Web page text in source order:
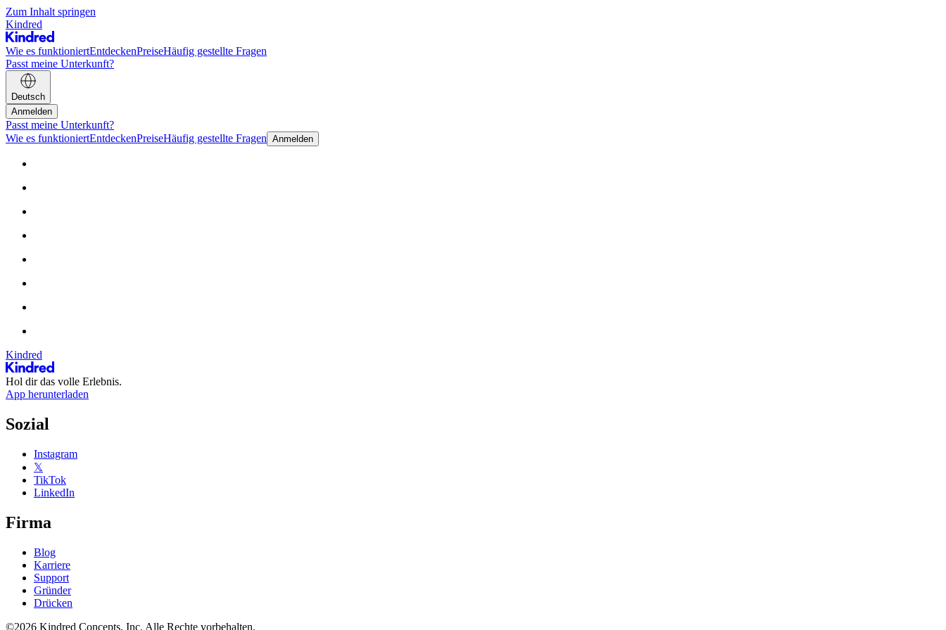
Zum Inhalt springen
Kindred
Wie es funktioniertEntdeckenPreiseHäufig gestellte Fragen
Passt meine Unterkunft?
Deutsch
Anmelden
Passt meine Unterkunft?
Wie es funktioniertEntdeckenPreiseHäufig gestellte Fragen Anmelden
Kindred
Hol dir das volle Erlebnis.
App herunterladen
Sozial
Instagram
𝕏
TikTok
LinkedIn
Firma
Blog
Karriere
Support
Gründer
Drücken
©2026 Kindred Concepts, Inc. Alle Rechte vorbehalten.